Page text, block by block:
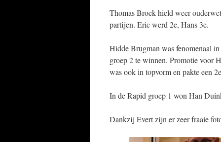
Thomas Broek hield weer
partijen. Eric werd 2e, Hans 3e.
Hidde Brugman was fenomenaal
groep 2 te winnen. Promotie voor
was ook in topvorm en pakte een
In de Rapid groep 1 won Han
Dankzij Evert zijn er zeer fraaie